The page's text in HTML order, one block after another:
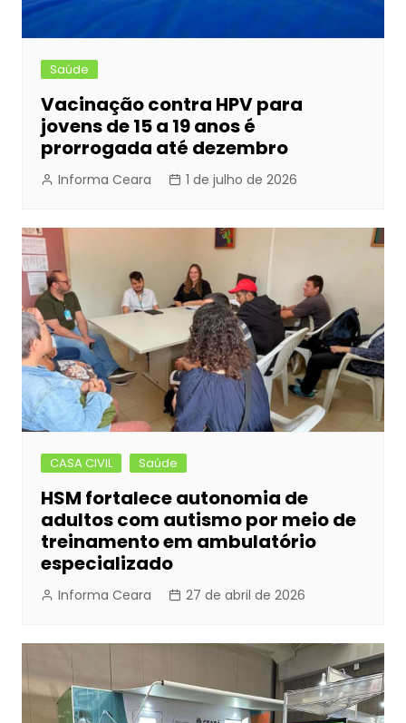
Saúde
Vacinação contra HPV para
jovens de 15 a 19 anos é
prorrogada até dezembro
Informa Ceara 1 de julho de 2026
CASA CIVIL Saúde
HSM fortalece autonomia de
adultos com autismo por meio de
treinamento em ambulatório
especializado
Informa Ceara 27 de abril de 2026